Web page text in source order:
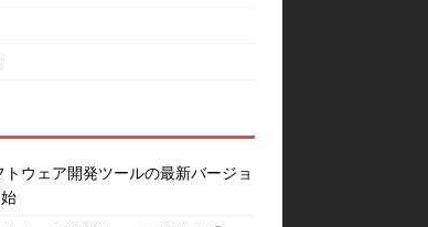
ウェア開発ツールの最新バージョ